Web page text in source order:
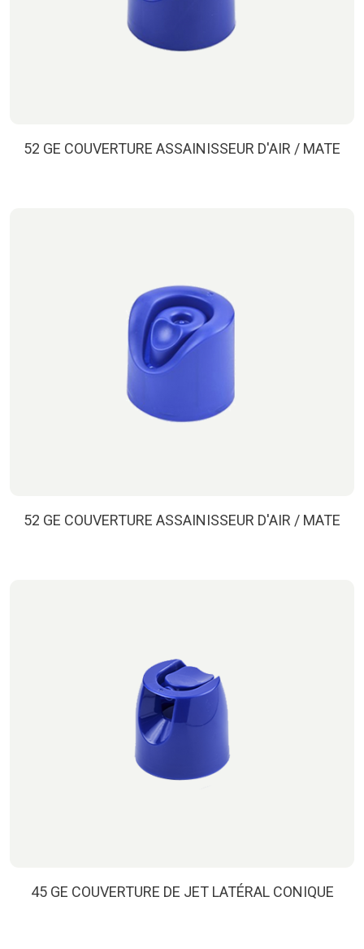
52 GE COUVERTURE ASSAINISSEUR D'AIR / MATE
52 GE COUVERTURE ASSAINISSEUR D'AIR / MATE
45 GE COUVERTURE DE JET LATÉRAL CONIQUE